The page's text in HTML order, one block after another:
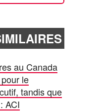
au Canada
le
tandis que
ACI